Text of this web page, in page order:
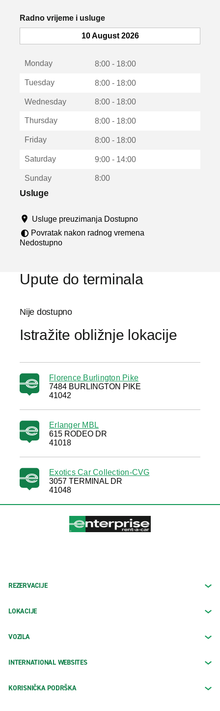
k
o
u
u
Radno vrijeme i usluge
10 August 2026
Monday 8:00 - 18:00
Tuesday 8:00 - 18:00
Wednesday 8:00 - 18:00
Thursday 8:00 - 18:00
Friday 8:00 - 18:00
Saturday 9:00 - 14:00
Sunday 8:00
Usluge
Usluge preuzimanja Dostupno
Povratak nakon radnog vremena
Nedostupno
Upute do terminala
Nije dostupno
Istražite obližnje lokacije
Florence Burlington Pike
7484 BURLINGTON PIKE
41042
Erlanger MBL
615 RODEO DR
41018
Exotics Car Collection-CVG
3057 TERMINAL DR
41048
REZERVACIJE
LOKACIJE
VOZILA
INTERNATIONAL WEBSITES
KORISNIČKA PODRŠKA